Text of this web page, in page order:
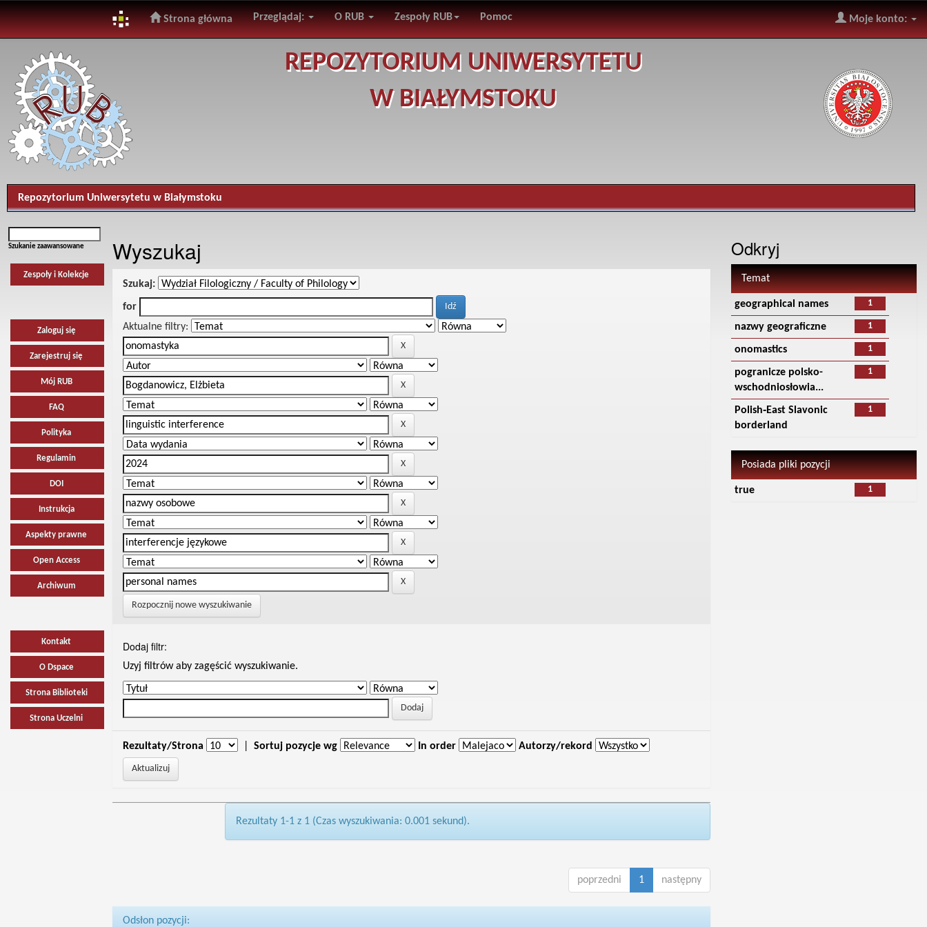
navigation
Strona główna Przeglądaj: O RUB Zespoły RUB Pomoc Moje konto:
REPOZYTORIUM UNIWERSYTETU
W BIAŁYMSTOKU
Repozytorium Uniwersytetu w Białymstoku
Szukanie zaawansowane
Zespoły i Kolekcje
Zaloguj się
Zarejestruj się
Mój RUB
FAQ
Polityka
Regulamin
DOI
Instrukcja
Aspekty prawne
Open Access
Archiwum
Kontakt
O Dspace
Strona Biblioteki
Strona Uczelni
Wyszukaj
Szukaj:
for
Aktualne filtry:
Rozpocznij nowe wyszukiwanie
Dodaj filtr:
Uzyj filtrów aby zagęścić wyszukiwanie.
Rezultaty/Strona Sortuj pozycje wg In order Autorzy/rekord
Rezultaty 1-1 z 1 (Czas wyszukiwania: 0.001 sekund).
poprzedni 1 następny
Odsłon pozycji:
Odkryj
Temat
1
geographical names
1
nazwy geograficzne
1
onomastics
1
pogranicze polsko-
wschodniosłowia...
1
Polish‑East Slavonic
borderland
Posiada pliki pozycji
1
true